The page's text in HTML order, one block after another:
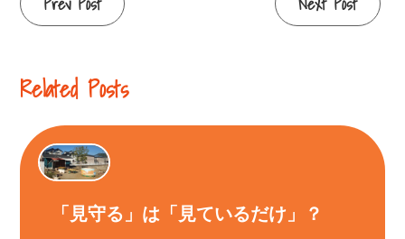
Related Posts
「見守る」は「見ているだけ」？